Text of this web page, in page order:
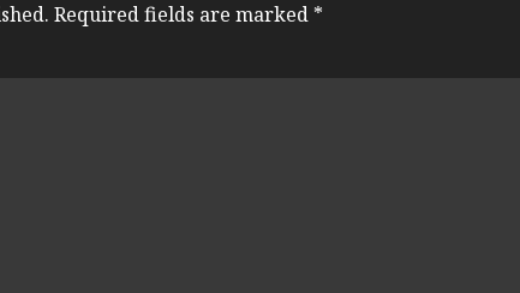
Required fields are marked *